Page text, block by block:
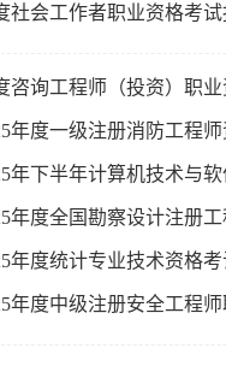
社会工作者职业资格考
咨询工程师（投资）职
年度一级注册消防工程
年下半年计算机技术与
年度全国勘察设计注册
年度统计专业技术资格
年度中级注册安全工程